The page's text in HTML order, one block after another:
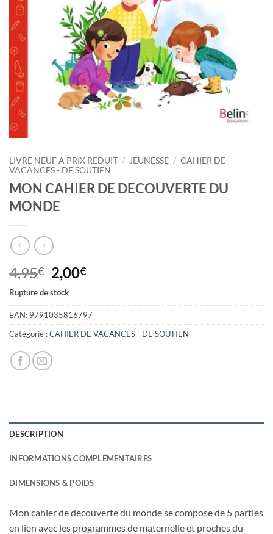
LIVRE NEUF A PRIX REDUIT / JEUNESSE / CAHIER DE
VACANCES - DE SOUTIEN
MON CAHIER DE DECOUVERTE DU
MONDE
4,95€ Le
prix
initial
était :
4,95€.
2,00€Le
actuel
est :
2,00€.
Rupture de stock
EAN: 9791035816797
Catégorie :CAHIER DE VACANCES - DE SOUTIEN
DESCRIPTION
INFORMATIONS COMPLÉMENTAIRES
DIMENSIONS & POIDS
Mon cahier de découverte du monde se compose de 5 parties
en lien avec les programmes de maternelle et proches du